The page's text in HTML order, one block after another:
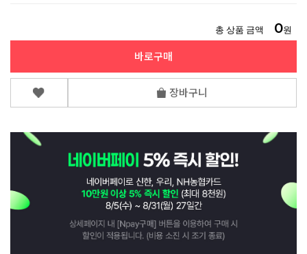
총 상품 금액 0원
바로구매
장바구니